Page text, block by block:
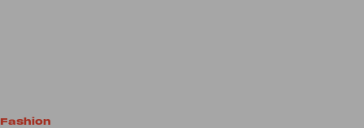
Fashion